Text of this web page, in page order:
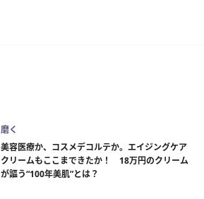
磨く
美容医療か、コスメデコルテか。エイジングケア
クリームもここまできたか！ 18万円のクリーム
が謳う“100年美肌”とは？